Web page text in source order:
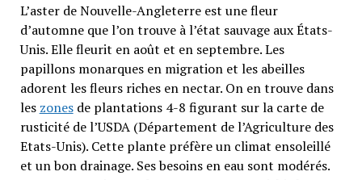
L’aster de Nouvelle-Angleterre est une fleur
d’automne que l’on trouve à l’état sauvage aux États-
Unis. Elle fleurit en août et en septembre. Les
papillons monarques en migration et les abeilles
adorent les fleurs riches en nectar. On en trouve dans
les zonesde plantations 4-8 figurant sur la carte de
rusticité de l’USDA (Département de l’Agriculture des
Etats-Unis). Cette plante préfère un climat ensoleillé
et un bon drainage. Ses besoins en eau sont modérés.